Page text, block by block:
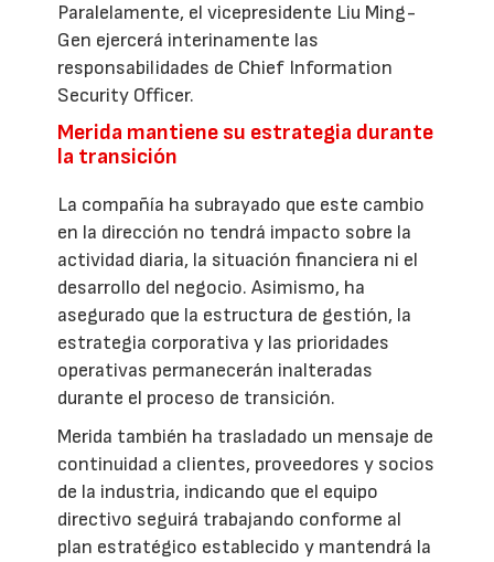
Paralelamente, el vicepresidente Liu Ming-
Gen ejercerá interinamente las
responsabilidades de Chief Information
Security Officer.
Merida mantiene su estrategia durante
la transición
La compañía ha subrayado que este cambio
en la dirección no tendrá impacto sobre la
actividad diaria, la situación financiera ni el
desarrollo del negocio. Asimismo, ha
asegurado que la estructura de gestión, la
estrategia corporativa y las prioridades
operativas permanecerán inalteradas
durante el proceso de transición.
Merida también ha trasladado un mensaje de
continuidad a clientes, proveedores y socios
de la industria, indicando que el equipo
directivo seguirá trabajando conforme al
plan estratégico establecido y mantendrá la